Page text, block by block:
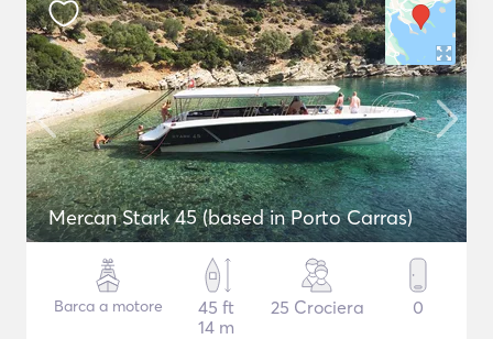
Mercan Stark 45 (based in Porto Carras)
Barca a motore
45 ft
14 m
25 Crociera 0